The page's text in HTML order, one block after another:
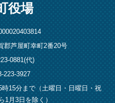
役場
郡芦屋町幸町2番20号
0881(代)
223-3927
15分まで（土曜日・日曜日・祝
1月3日を除く）